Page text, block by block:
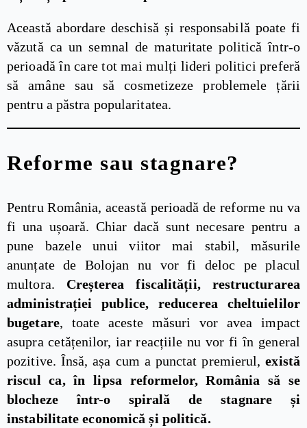
Această abordare deschisă și responsabilă poate fi
văzută ca un semnal de maturitate politică într-o
perioadă în care tot mai mulți lideri politici preferă
să amâne sau să cosmetizeze problemele țării
pentru a păstra popularitatea.
Reforme sau stagnare?
Pentru România, această perioadă de reforme nu va
fi una ușoară. Chiar dacă sunt necesare pentru a
pune bazele unui viitor mai stabil, măsurile
anunțate de Bolojan nu vor fi deloc pe placul
multora. Creșterea fiscalității, restructurarea
administrației publice, reducerea cheltuielilor
bugetare, toate aceste măsuri vor avea impact
asupra cetățenilor, iar reacțiile nu vor fi în general
pozitive. Însă, așa cum a punctat premierul,există
riscul ca, în lipsa reformelor, România să se
blocheze într-o spirală de stagnare și
instabilitate economică și politică.